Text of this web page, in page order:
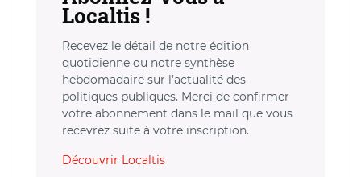
Localtis !
Recevez le détail de notre édition
quotidienne ou notre synthèse
hebdomadaire sur l’actualité des
politiques publiques. Merci de confirmer
votre abonnement dans le mail que vous
recevrez suite à votre inscription.
Découvrir Localtis